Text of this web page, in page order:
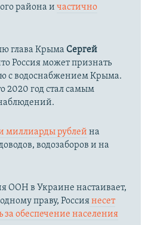
района и частично
глава Крыма Сергей
Россия может признать
с водоснабжением Крыма.
2020 год стал самым
миллиарды рублей на
водозаборов и на
ООН в Украине настаивает,
праву, Россиянесет
за обеспечение населения